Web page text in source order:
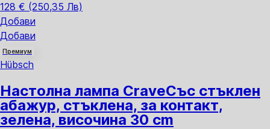
128 € (250,35 Лв)
Добави
Добави
Премиум
Hübsch
Настолна лампа CraveСъс стъклен
абажур, стъклена, за контакт,
зелена, височина 30 cm